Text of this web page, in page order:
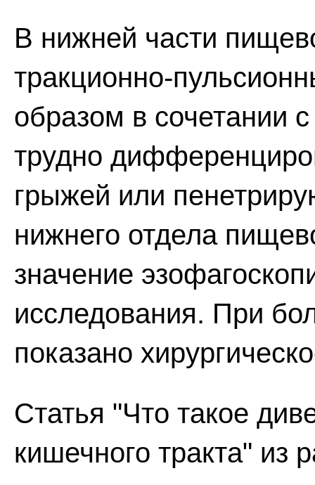
В нижней части
тракционно-
образом в сочетании
трудно
грыжей или
нижнего отдела
значение
исследования. При
показано
Статья "Что такое
кишечного тракта" из